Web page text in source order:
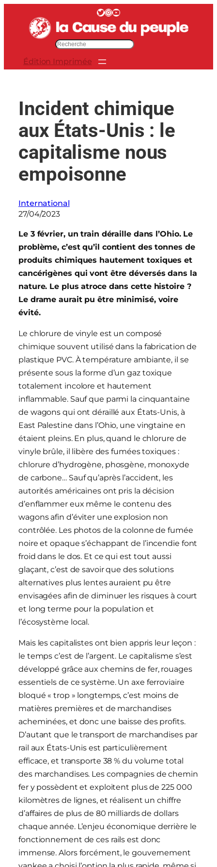
contenu
Twitter InstagramYouTube
e
Édition Imprimée
Incident chimique
aux États-Unis : le
capitalisme nous
empoisonne
International
27/04/2023
Le 3 février, un train déraille dans l’Ohio. Le
problème, c’est qu’il contient des tonnes de
produits chimiques hautement toxiques et
cancérigènes qui vont être déversés dans la
nature. Le plus atroce dans cette histoire ?
Le drame aurait pu être minimisé, voire
évité.
Le chlorure de vinyle est un composé
chimique souvent utilisé dans la fabrication de
plastique PVC. À température ambiante, il se
présente sous la forme d’un gaz toxique
totalement incolore et hautement
inflammable. Sauf que parmi la cinquantaine
de wagons qui ont déraillé aux États-Unis, à
East Palestine dans l’Ohio, une vingtaine en
étaient pleins. En plus, quand le chlorure de
vinyle brûle, il libère des fumées toxiques :
chlorure d’hydrogène, phosgène, monoxyde
de carbone… Sauf qu’après l’accident, les
autorités américaines ont pris la décision
d’enflammer eux même le contenu des
wagons afin d’éviter une explosion non
contrôlée. Les photos de la colonne de fumée
noire et opaque s’échappant de l’incendie font
froid dans le dos. Et ce qui est tout aussi
glaçant, c’est de savoir que des solutions
alternatives plus lentes auraient pu être
envisagées afin de diminuer les risques à court
et long terme pour la population et
l’écosystème local.
Mais les capitalistes ont bien appris leur leçon :
le temps c’est de l’argent. Le capitalisme s’est
développé grâce aux chemins de fer, rouages
essentiels de ce système. Un axe ferroviaire
bloqué « trop » longtemps, c’est moins de
matières premières et de marchandises
acheminées, et donc une baisse des profits.
D’autant que le transport de marchandises par
rail aux États-Unis est particulièrement
efficace, et transporte 38 % du volume total
des marchandises. Les compagnies de chemin
fer y possèdent et exploitent plus de 225 000
kilomètres de lignes, et réalisent un chiffre
d’affaires de plus de 80 milliards de dollars
chaque année. L’enjeu économique derrière le
fonctionnement de ces rails est donc
immense. Alors forcément, le gouvernement